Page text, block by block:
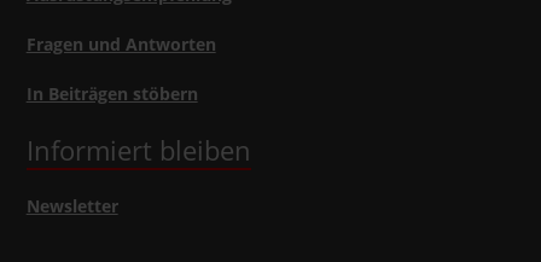
Fragen und Antworten
In Beiträgen stöbern
Informiert bleiben
Newsletter